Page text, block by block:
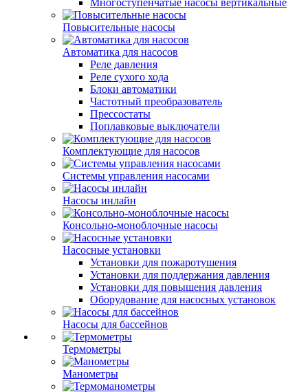
Многоступенчатые насосы вертикальные
Повысительные насосы
Автоматика для насосов
Реле давления
Реле сухого хода
Блоки автоматики
Частотный преобразователь
Прессостаты
Поплавковые выключатели
Комплектующие для насосов
Системы управления насосами
Насосы инлайн
Консольно-моноблочные насосы
Насосные установки
Установки для пожаротушения
Установки для поддержания давления
Установки для повышения давления
Оборудование для насосных установок
Насосы для бассейнов
Термометры
Манометры